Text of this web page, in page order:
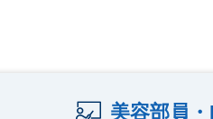
美容部員